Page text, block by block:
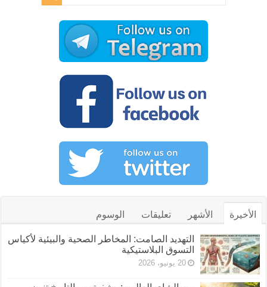
الأخيرة الأشهر تعليقات الوسوم
التهديد الصامت: المخاطر الصحية والبيئية لأكياس
التسوق البلاستيكية
20 يونيو، 2026